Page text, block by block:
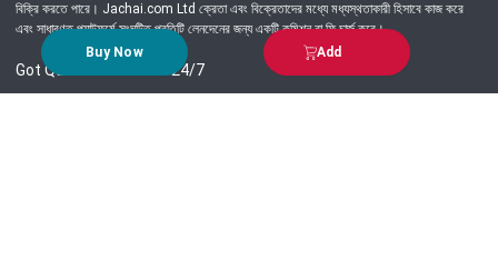
Buy Now Add
বিক্রি করতে পারে। Jachai.com Ltd ক্রেতা এবং বিক্রেতাদের মধ্যে মধ্যস্থতাকারী হিসাবে কাজ করে
এবং সাধারণত প্ল্যাটফর্মে সংঘটিত প্রতিটি লেনদেনের জন্য একটি কমিশন বা ফি চার্জ করে।
Got Question? Call us 24/7